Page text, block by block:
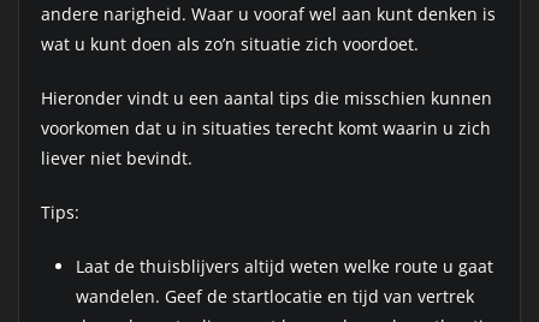
andere narigheid. Waar u vooraf wel aan kunt denken is
wat u kunt doen als zo’n situatie zich voordoet.
Hieronder vindt u een aantal tips die misschien kunnen
voorkomen dat u in situaties terecht komt waarin u zich
liever niet bevindt.
Tips:
Laat de thuisblijvers altijd weten welke route u gaat
wandelen. Geef de startlocatie en tijd van vertrek